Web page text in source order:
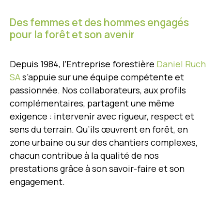
Des femmes et des hommes engagés
pour la forêt et son avenir
Depuis 1984, l’Entreprise forestière Daniel Ruch
SAs’appuie sur une équipe compétente et
passionnée. Nos collaborateurs, aux profils
complémentaires, partagent une même
exigence : intervenir avec rigueur, respect et
sens du terrain. Qu’ils œuvrent en forêt, en
zone urbaine ou sur des chantiers complexes,
chacun contribue à la qualité de nos
prestations grâce à son savoir-faire et son
engagement.